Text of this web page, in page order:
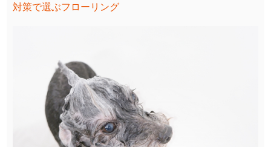
対策で選ぶフローリング